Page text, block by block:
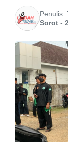
Penulis:
Sorot -